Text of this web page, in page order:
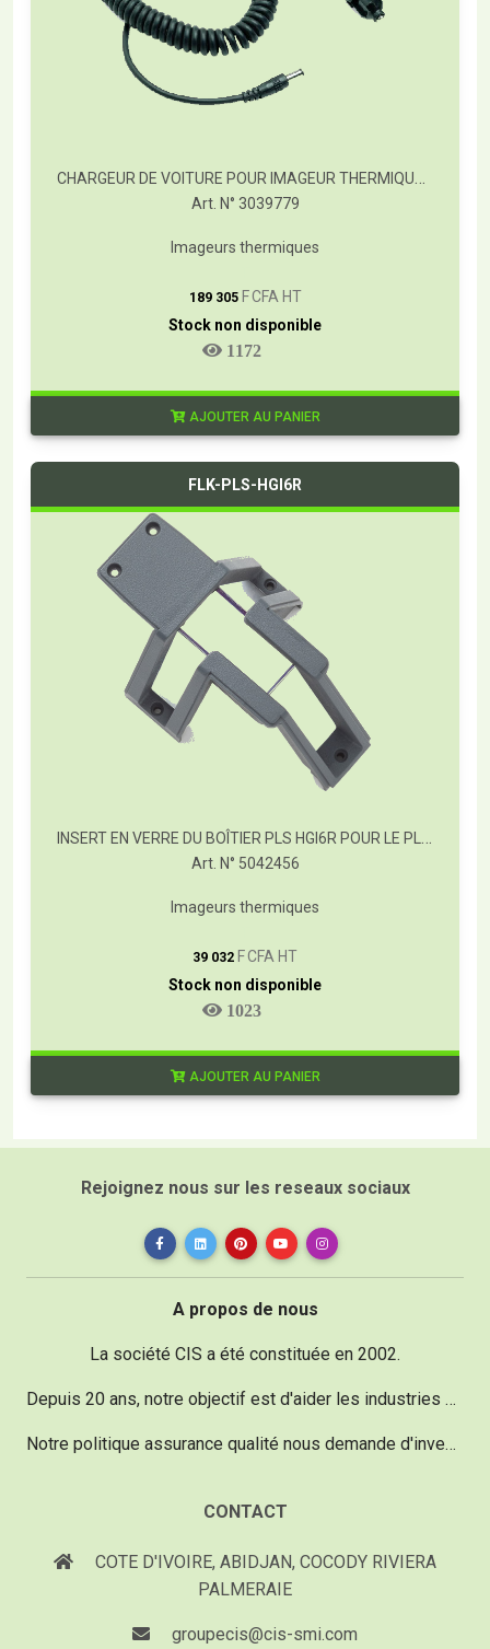
CHARGEUR DE VOITURE POUR IMAGEUR THERMIQUE FLUKE TI-CAR
Art. N° 3039779
Imageurs thermiques
189 305 F CFA HT
Stock non disponible
1172
AJOUTER AU PANIER
FLK-PLS-HGI6R
INSERT EN VERRE DU BOÎTIER PLS HGI6R POUR LE PLS 6R
Art. N° 5042456
Imageurs thermiques
39 032 F CFA HT
Stock non disponible
1023
AJOUTER AU PANIER
Rejoignez nous sur les reseaux sociaux
A propos de nous
La société CIS a été constituée en 2002.
Depuis 20 ans, notre objectif est d'aider les industries dans le domaine de la maintenance vu qu'un réel besoin existe.
Notre politique assurance qualité nous demande d'investir chaque année 20% de notre chiffre d'affaire pour acquérir du matériel d'une technologie de pointe, performant et innovant.
CONTACT
COTE D'IVOIRE, ABIDJAN, COCODY RIVIERA
PALMERAIE
groupecis@cis-smi.com